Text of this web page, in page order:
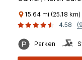
15.64 mi (25.18
4.58
Parken